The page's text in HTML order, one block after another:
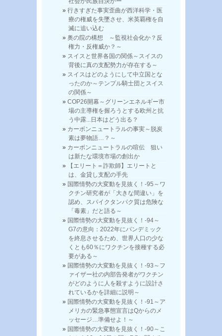
行きすぎた事実歪曲が西洋科学・医
療の権威を失墜させ、米英覇権を自
滅に追い込む
奥の院の構想 ～監視社会化か？反
権力・反権威か？～
スイスと世界各国の関係～スイスの
背後に真の支配勢力が存在する～
スイスはどのようにして中立国とな
ったのか～テンプル騎士団とスイス
の関係～
COP26開幕～グリーンエネルギー市
場の主導権を握ろうとする欧州と抗
う中露...日本はどう出る？
カーボンニュートラルの事実～脱炭
素は夢物語…？～
カーボンニュートラルの喧伝 狙い
は新たな環境市場の創出か
【エリート＝詐欺師】エリートと
は、金貸し支配の手先
国際情勢の大変動を見抜く！-95～ワ
クチン研究者が「大きな間違い」を
認め、スパイクタンパク質は危険な
「毒素」だと語る～
国際情勢の大変動を見抜く！-94～
G7の意向：2022年にパンデミック
を終息させるため、世界人口の少な
くとも60％にワクチンを接種する必
要がある～
国際情勢の大変動を見抜く！-93～フ
ァイザー社の内部告発者がワクチン
がどのように人を殺すように設計さ
れているかを詳細に説明～
国際情勢の大変動を見抜く！-91～ア
メリカの緊急事態宣言はQからのメ
ッセージ…準備せよ！～
国際情勢の大変動を見抜く！-90～こ